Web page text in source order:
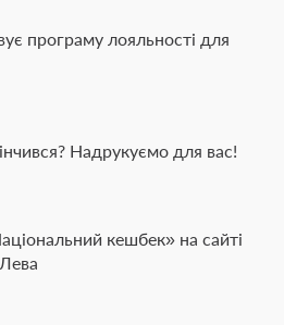
програму лояльності для
Надрукуємо для вас!
кешбек» на сайті